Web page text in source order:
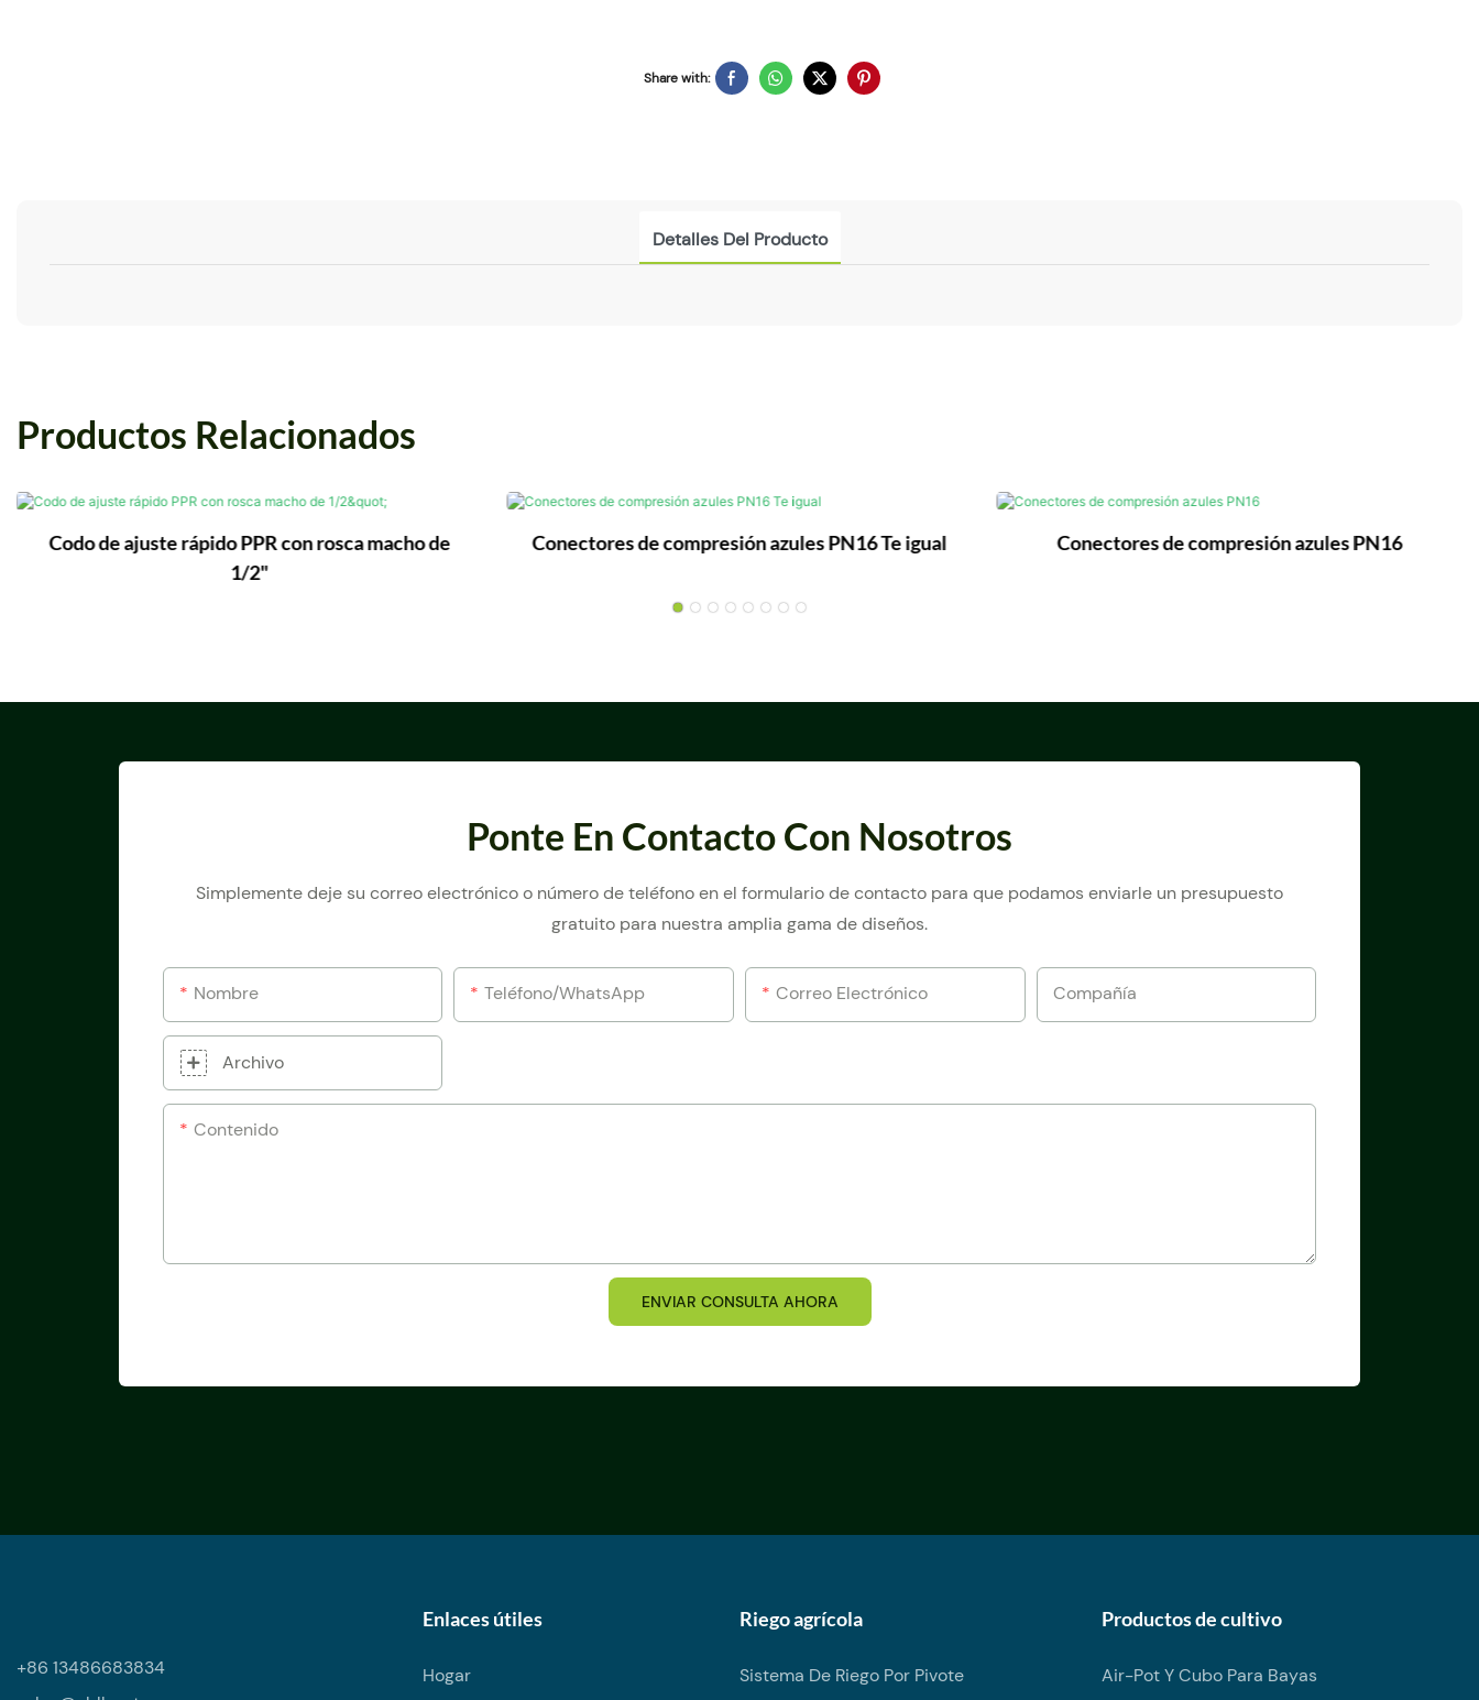
Share with:
Detalles Del Producto
Productos Relacionados
Codo de ajuste rápido PPR con rosca macho de
1/2"
Conectores de compresión azules PN16 Te igual Conectores de compresión azules PN16
Ponte En Contacto Con Nosotros
Simplemente deje su correo electrónico o número de teléfono en el formulario de contacto para que podamos enviarle un presupuesto
gratuito para nuestra amplia gama de diseños.
Nombre Teléfono/WhatsApp Correo Electrónico Compañía
Archivo
Contenido
ENVIAR CONSULTA AHORA
+86 13486683834
Enlaces útiles
Hogar
Riego agrícola
Sistema De Riego Por Pivote
Productos de cultivo
Air-Pot Y Cubo Para Bayas